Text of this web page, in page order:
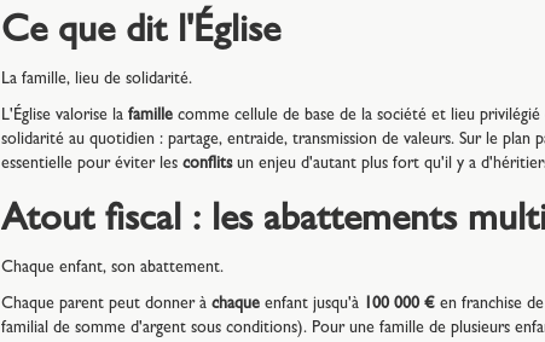
Ce que dit l'Église
La famille, lieu de solidarité.
L'Église valorise la famillecomme cellule de base de la société et lieu privilégié
solidarité au quotidien : partage, entraide, transmission de valeurs. Sur le plan
essentielle pour éviter les conflitsun enjeu d'autant plus fort qu'il y a
Atout fiscal : les abattements
Chaque enfant, son abattement.
Chaque parent peut donner à chaqueenfant jusqu'à 100 000 €en franchise
familial de somme d'argent sous conditions). Pour une famille de plusieurs